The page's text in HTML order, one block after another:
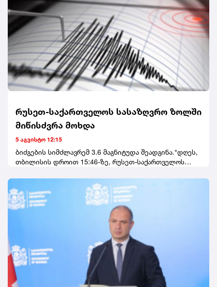
რუსეთ-საქართველოს სასაზღვრო ზოლში
მიწისძვრა მოხდა
5 აგვისტო 12:15
ბიძგების სიმძლავრემ 3.6 მაგნიტუდა შეადგინა."დღეს,
თბილისის დროით 15:46-ზე, რუსეთ-საქართველოს
მიწისძვრა", - აღნიშნულია განცხადებაში.